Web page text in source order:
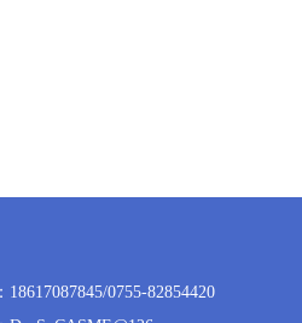
18617087845/0755-82854420